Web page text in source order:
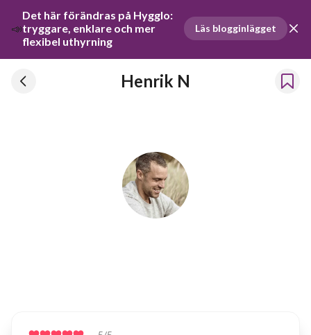
📣
Det här förändras på Hygglo:
tryggare, enklare och mer
flexibel uthyrning
Läs blogginlägget
Henrik N